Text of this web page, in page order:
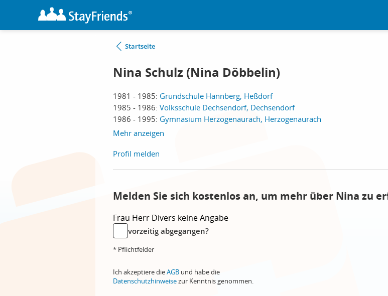
Startseite
Nina Schulz (Nina Döbbelin)
1981 - 1985: Grundschule Hannberg, Heßdorf
1985 - 1986: Volksschule Dechsendorf, Dechsendorf
1986 - 1995: Gymnasium Herzogenaurach, Herzogenaurach
Mehr anzeigen
Profil melden
Melden Sie sich kostenlos an, um mehr über Nina zu
Frau Herr Divers keine Angabe
vorzeitig abgegangen?
* Pflichtfelder
Ich akzeptiere dieAGB und habe die
Datenschutzhinweisezur Kenntnis genommen.